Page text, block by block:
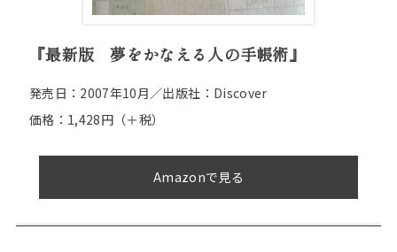
『最新版 夢をかなえる人の手帳術』
発売日：2007年10月／出版社：Discover
価格：1,428円 （＋税）
Amazonで見る